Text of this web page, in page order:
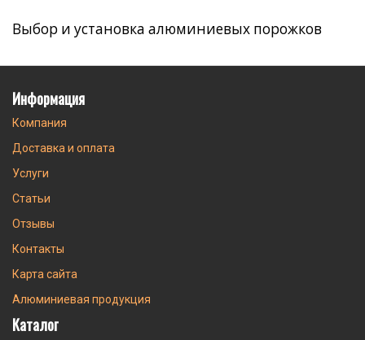
Выбор и установка алюминиевых порожков
Информация
Компания
Доставка и оплата
Услуги
Статьи
Отзывы
Контакты
Карта сайта
Алюминиевая продукция
Каталог